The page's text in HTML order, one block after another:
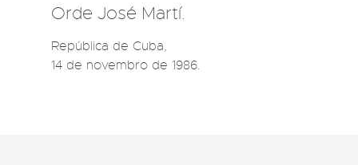
Orde José Martí.
República de Cuba,
14 de novembro de 1986.